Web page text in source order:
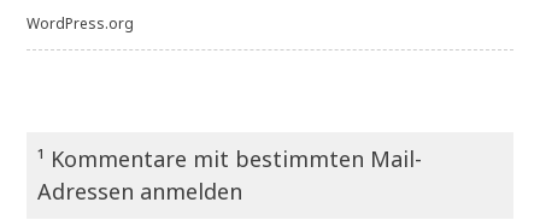
WordPress.org
¹ Kommentare mit bestimmten Mail-
Adressen anmelden